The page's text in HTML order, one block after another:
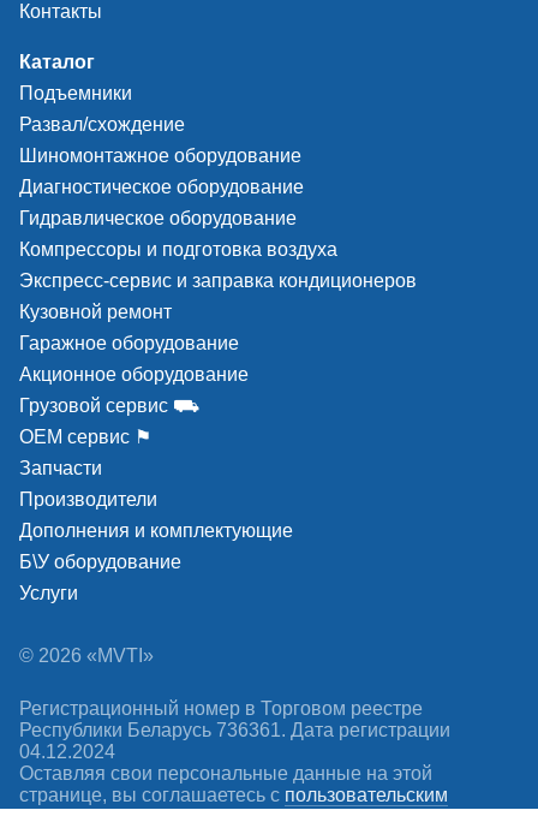
Контакты
Каталог
Подъемники
Развал/схождение
Шиномонтажное оборудование
Диагностическое оборудование
Гидравлическое оборудование
Компрессоры и подготовка воздуха
Экспресс-сервис и заправка кондиционеров
Кузовной ремонт
Гаражное оборудование
Акционное оборудование
Грузовой сервис ⛟
ОЕМ сервис ⚑
Запчасти
Производители
Дополнения и комплектующие
Б\У оборудование
Услуги
© 2026 «MVTI»
Регистрационный номер в Торговом реестре
Республики Беларусь 736361. Дата регистрации
04.12.2024
Оставляя свои персональные данные на этой
странице, вы соглашаетесь c пользовательским